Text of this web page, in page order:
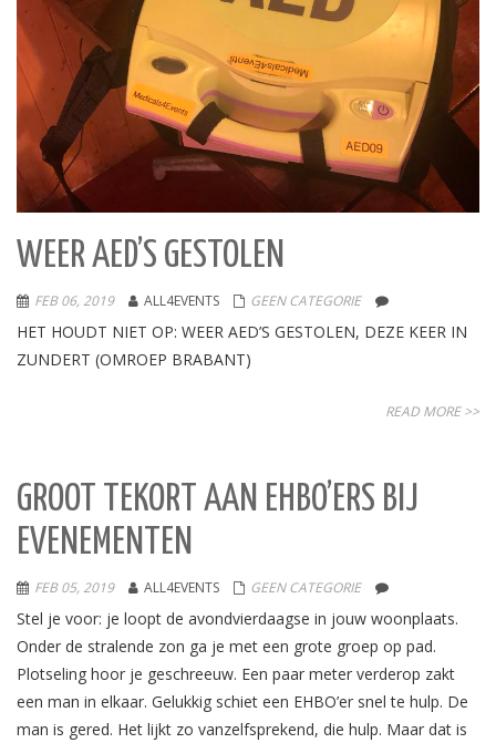
WEER AED’S GESTOLEN
FEB 06, 2019 ALL4EVENTS GEEN CATEGORIE
HET HOUDT NIET OP: WEER AED’S GESTOLEN, DEZE KEER IN
ZUNDERT (OMROEP BRABANT)
READ MORE >>
GROOT TEKORT AAN EHBO’ERS BIJ
EVENEMENTEN
FEB 05, 2019 ALL4EVENTS GEEN CATEGORIE
Stel je voor: je loopt de avondvierdaagse in jouw woonplaats.
Onder de stralende zon ga je met een grote groep op pad.
Plotseling hoor je geschreeuw. Een paar meter verderop zakt
een man in elkaar. Gelukkig schiet een EHBO’er snel te hulp. De
man is gered. Het lijkt zo vanzelfsprekend, die hulp. Maar dat is